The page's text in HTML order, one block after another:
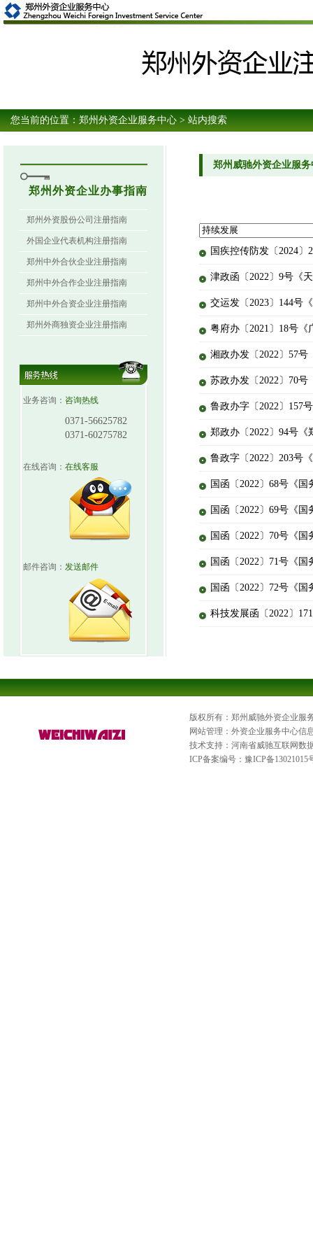
您当前的位置： 郑州外资企业服务中心 > 站内搜索
郑州外资企业办事指南
郑州外资股份公司注册指南
外国企业代表机构注册指南
郑州中外合伙企业注册指南
郑州中外合作企业注册指南
郑州中外合资企业注册指南
郑州外商独资企业注册指南
业务咨询： 咨询热线
0371-56625782
0371-60275782
在线咨询： 在线客服
邮件咨询： 发送邮件
郑州威驰外资企业服
国疾控传防发〔2024
津政函〔2022〕9号《
交运发〔2023〕144号
粤府办〔2021〕18号
湘政办发〔2022〕57
苏政办发〔2022〕70
鲁政办字〔2022〕157
郑政办〔2022〕94号
鲁政字〔2022〕203号
国函〔2022〕68号《
国函〔2022〕69号《
国函〔2022〕70号《
国函〔2022〕71号《
国函〔2022〕72号《
科技发展函〔2022〕
版权所有：郑州威驰外资企业服
网站管理：外资企业服务中心信
技术支持：河南省威驰互联网数
ICP备案编号： 豫ICP备13021015